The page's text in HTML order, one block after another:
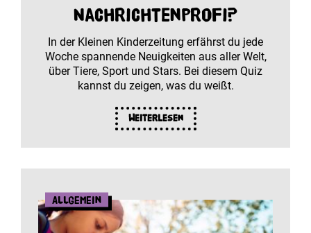
Nachrichtenprofi?
In der Kleinen Kinderzeitung erfährst du jede
Woche spannende Neuigkeiten aus aller Welt,
über Tiere, Sport und Stars. Bei diesem Quiz
kannst du zeigen, was du weißt.
Weiterlesen
Allgemein